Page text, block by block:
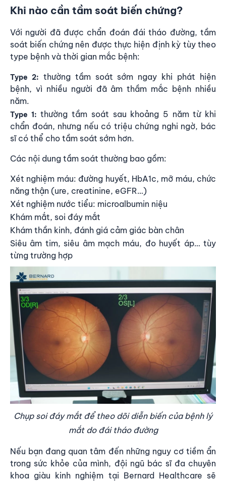
Khi nào cần tầm soát biến chứng?
Với người đã được chẩn đoán đái tháo đường, tầm
soát biến chứng nên được thực hiện định kỳ tùy theo
type bệnh và thời gian mắc bệnh:
Type 2: thường tầm soát sớm ngay khi phát hiện
bệnh, vì nhiều người đã âm thầm mắc bệnh nhiều
năm.
Type 1: thường tầm soát sau khoảng 5 năm từ khi
chẩn đoán, nhưng nếu có triệu chứng nghi ngờ, bác
sĩ có thể cho tầm soát sớm hơn.
Các nội dung tầm soát thường bao gồm:
Xét nghiệm máu: đường huyết, HbA1c, mỡ máu, chức
năng thận (ure, creatinine, eGFR…)
Xét nghiệm nước tiểu: microalbumin niệu
Khám mắt, soi đáy mắt
Khám thần kinh, đánh giá cảm giác bàn chân
Siêu âm tim, siêu âm mạch máu, đo huyết áp… tùy
từng trường hợp
Chụp soi đáy mắt để theo dõi diễn biến của bệnh lý
mắt do đái tháo đường
Nếu bạn đang quan tâm đến những nguy cơ tiềm ẩn
trong sức khỏe của mình, đội ngũ bác sĩ đa chuyên
khoa giàu kinh nghiệm tại Bernard Healthcare sẽ